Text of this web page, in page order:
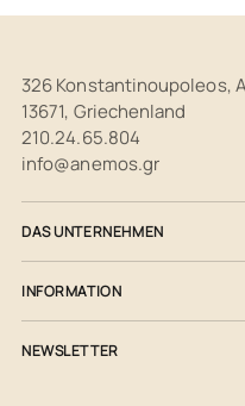
326 Konstantinoupoleos,
13671, Griechenland
210.24.65.804
info@anemos.gr
DAS UNTERNEHMEN
INFORMATION
NEWSLETTER